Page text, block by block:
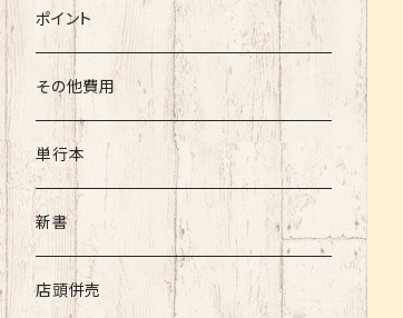
文庫
その他書籍
書籍以外
ポイント
その他費用
単行本
新書
店頭併売